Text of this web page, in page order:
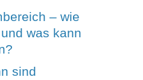
– wie
was kann
sind